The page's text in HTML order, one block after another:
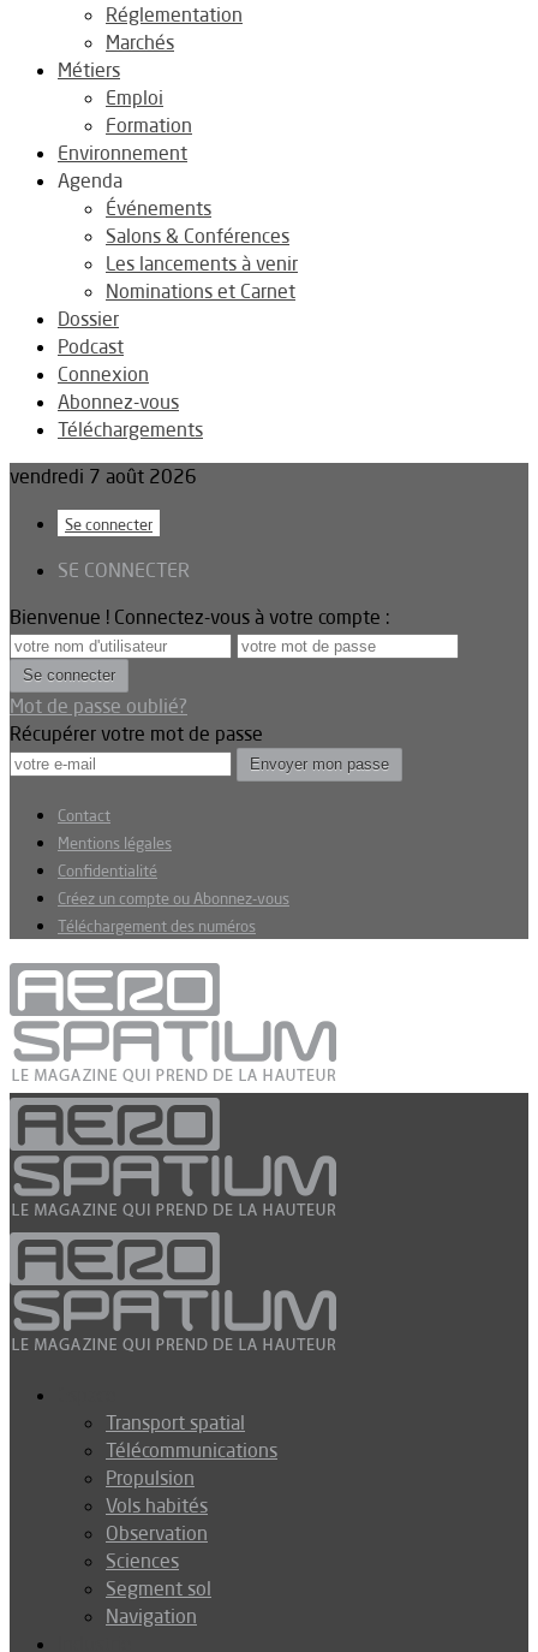
Réglementation
Marchés
Métiers
Emploi
Formation
Environnement
Agenda
Événements
Salons & Conférences
Les lancements à venir
Nominations et Carnet
Dossier
Podcast
Connexion
Abonnez-vous
Téléchargements
vendredi 7 août 2026
Se connecter
SE CONNECTER
Bienvenue ! Connectez-vous à votre compte :
Mot de passe oublié?
Récupérer votre mot de passe
Contact
Mentions légales
Confidentialité
Créez un compte ou Abonnez-vous
Téléchargement des numéros
Transport spatial
Télécommunications
Propulsion
Vols habités
Observation
Sciences
Segment sol
Navigation